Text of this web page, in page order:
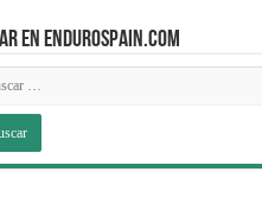
EN ENDUROSPAIN.COM